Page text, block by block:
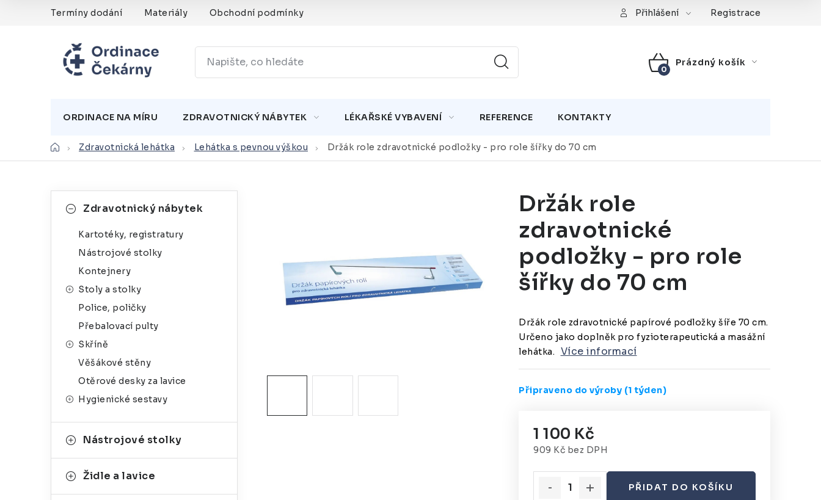
Termíny dodání Materiály Obchodní podmínky Přihlášení Registrace
NÁKUPNÍ
Prázdný košík
ORDINACE NA MÍRU ZDRAVOTNICKÝ NÁBYTEK LÉKAŘSKÉ VYBAVENÍ REFERENCE KONTAKTY
DomůZdravotnická lehátka Lehátka s pevnou výškou Držák role zdravotnické podložky - pro role šířky do 70 cm
n
kategorieZdravotnický nábytek
Kartotéky, registratury
Nástrojové stolky
Kontejnery
Stoly a stolky
Police, poličky
Přebalovací pulty
Skříně
Věšákové stěny
Otěrové desky za lavice
Hygienické sestavy
Nástrojové stolky
Židle a lavice
Držák role
zdravotnické
podložky - pro role
šířky do 70 cm
Držák role zdravotnické papírové podložky šíře 70 cm.
Určeno jako doplněk pro fyzioterapeutická a masážní
lehátka.
Více informací
Připraveno do výroby (1 týden)
1 100 Kč
909 Kč bez DPH
PŘIDAT DO KOŠÍKU